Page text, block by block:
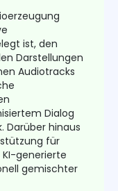
ist, den
Darstellungen
Audiotracks
Dialog
Darüber hinaus
für
generierte
gemischter